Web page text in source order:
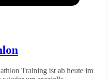
Training ist ab heute im